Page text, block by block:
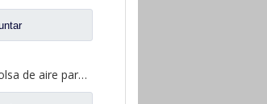
Amortiguador de bolsa de aire para repuestos de camiones Volvo 1V9144